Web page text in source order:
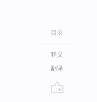
目录
释义
翻译